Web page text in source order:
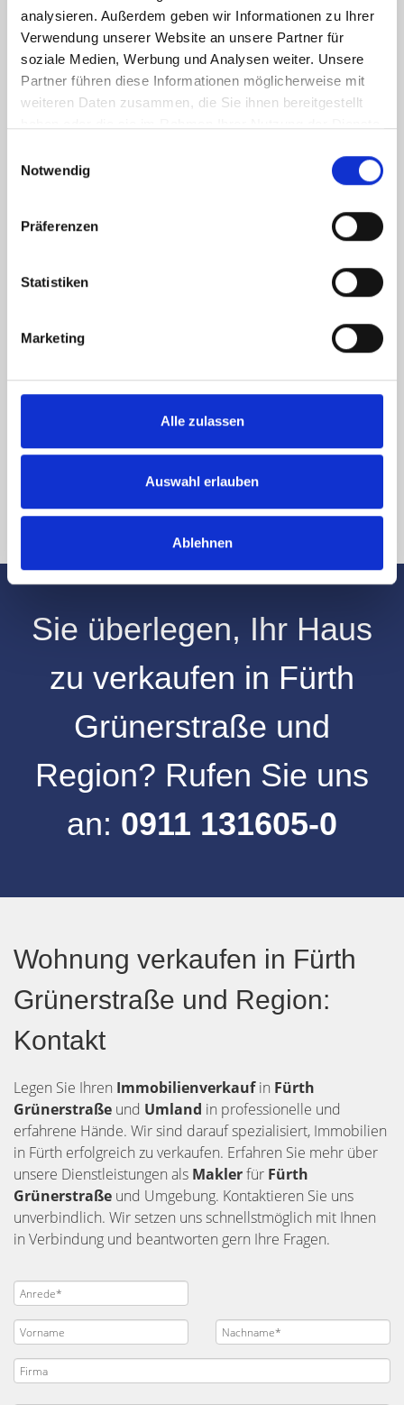
analysieren. Außerdem geben wir Informationen zu Ihrer
Verwendung unserer Website an unsere Partner für
soziale Medien, Werbung und Analysen weiter. Unsere
Partner führen diese Informationen möglicherweise mit
weiteren Daten zusammen, die Sie ihnen bereitgestellt
Notwendig
Präferenzen
Statistiken
Marketing
Alle zulassen
Auswahl erlauben
Ablehnen
Ich habe die
zur Kenntnis genommen. Ich stimme
elektronisch erhoben und gespeichert werden.
an info@hegerich-immobilien.de widerrufen. *
* Pflichtfelder
Absenden
Sie überlegen, Ihr Haus
zu verkaufen in Fürth
Grünerstraße und
Region? Rufen Sie uns
an: 0911 131605-0
Wohnung verkaufen in Fürth
Grünerstraße und Region:
Kontakt
Legen Sie Ihren Immobilienverkaufin Fürth
Grünerstraße und Umland in professionelle und
erfahrene Hände. Wir sind darauf spezialisiert, Immobilien
in Fürth erfolgreich zu verkaufen. Erfahren Sie mehr über
unsere Dienstleistungen als Maklerfür Fürth
Grünerstraße und Umgebung. Kontaktieren Sie uns
unverbindlich. Wir setzen uns schnellstmöglich mit Ihnen
in Verbindung und beantworten gern Ihre Fragen.